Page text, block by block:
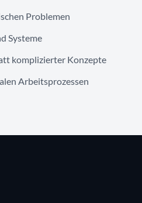
Problemen
Systeme
komplizierter Konzepte
Arbeitsprozessen